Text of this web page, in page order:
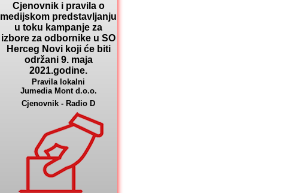
Cjenovnik i pravila o
medijskom predstavljanju
u toku kampanje za
izbore za odbornike u SO
Herceg Novi koji će biti
održani 9. maja
2021.godine.
Pravila lokalni
Jumedia Mont d.o.o.
Cjenovnik - Radio D